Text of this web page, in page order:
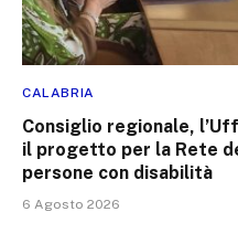
CALABRIA
Consiglio regionale,
il progetto per la Rete
persone con disabilità
6 Agosto 2026